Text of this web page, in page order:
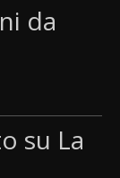
da
su La